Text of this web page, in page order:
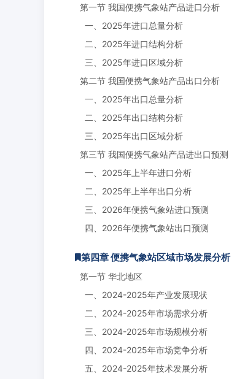
第一节 我国便携气象站产品进口分析
一、2025年进口总量分析
二、2025年进口结构分析
三、2025年进口区域分析
第二节 我国便携气象站产品出口分析
一、2025年出口总量分析
二、2025年出口结构分析
三、2025年出口区域分析
第三节 我国便携气象站产品进出口预测
一、2025年上半年进口分析
二、2025年上半年出口分析
三、2026年便携气象站进口预测
四、2026年便携气象站出口预测
第四章 便携气象站区域市场发展分析
第一节 华北地区
一、2024-2025年产业发展现状
二、2024-2025年市场需求分析
三、2024-2025年市场规模分析
四、2024-2025年市场竞争分析
五、2024-2025年技术发展分析